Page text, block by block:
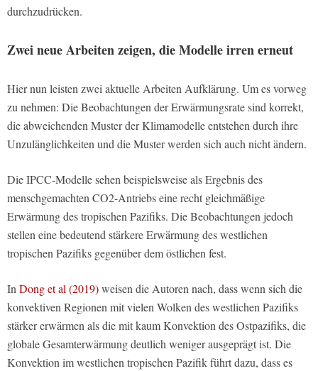
durchzudrücken.
Zwei neue Arbeiten zeigen, die Modelle irren erneut
Hier nun leisten zwei aktuelle Arbeiten Aufklärung. Um es vorweg
zu nehmen: Die Beobachtungen der Erwärmungsrate sind korrekt,
die abweichenden Muster der Klimamodelle entstehen durch ihre
Unzulänglichkeiten und die Muster werden sich auch nicht ändern.
Die IPCC-Modelle sehen beispielsweise als Ergebnis des
menschgemachten CO2-Antriebs eine recht gleichmäßige
Erwärmung des tropischen Pazifiks. Die Beobachtungen jedoch
stellen eine bedeutend stärkere Erwärmung des westlichen
tropischen Pazifiks gegenüber dem östlichen fest.
InDong et al (2019)weisen die Autoren nach, dass wenn sich die
konvektiven Regionen mit vielen Wolken des westlichen Pazifiks
stärker erwärmen als die mit kaum Konvektion des Ostpazifiks, die
globale Gesamterwärmung deutlich weniger ausgeprägt ist. Die
Konvektion im westlichen tropischen Pazifik führt dazu, dass es